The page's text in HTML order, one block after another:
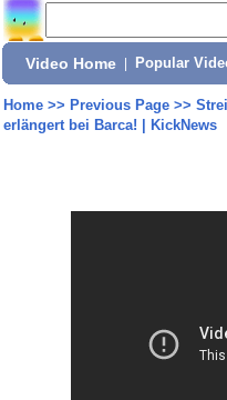
Video Home Popular
Home>> Previous Page>>
erlängert bei Barca! | KickNews